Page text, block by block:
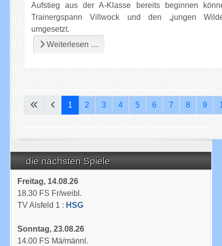
die nächsten Spiele
Freitag, 14.08.26
18.30 FS Fr/weibl.
TV Alsfeld 1 : HSG
Sonntag, 23.08.26
14.00 FS Mä/männl.
Aufstieg aus der A-Klasse bereits beginnen
Trainergspann Villwock und den „jungen
umgesetzt.
Weiterlesen …
Seite 1 von 55
1 2 3 4 5 6 7 8 9